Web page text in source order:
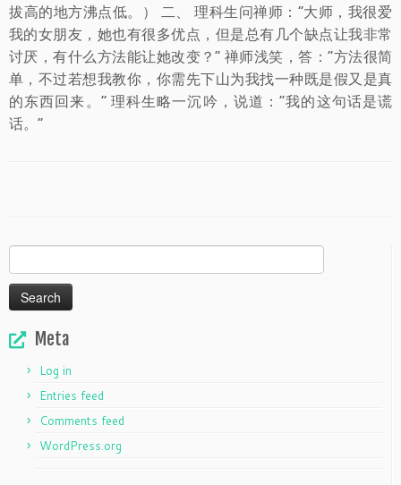
拔高的地方沸点低。） 二、 理科生问禅师：“大师，我很爱
我的女朋友，她也有很多优点，但是总有几个缺点让我非常
讨厌，有什么方法能让她改变？” 禅师浅笑，答：“方法很简
单，不过若想我教你，你需先下山为我找一种既是假又是真
的东西回来。” 理科生略一沉吟，说道：“我的这句话是谎
话。”
for:
Meta
Log in
Entries feed
Comments feed
WordPress.org